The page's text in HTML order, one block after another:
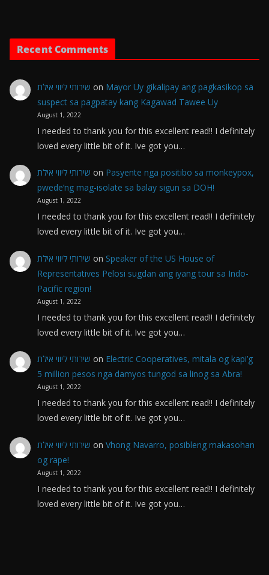
Recent Comments
שירותי ליווי אילת on Mayor Uy gikalipay ang pagkasikop sa
suspect sa pagpatay kang Kagawad Tawee Uy
August 1, 2022
I needed to thank you for this excellent read!! I definitely
loved every little bit of it. Ive got you…
שירותי ליווי אילת on Pasyente nga positibo sa monkeypox,
pwede’ng mag-isolate sa balay sigun sa DOH!
August 1, 2022
I needed to thank you for this excellent read!! I definitely
loved every little bit of it. Ive got you…
שירותי ליווי אילת on Speaker of the US House of
Representatives Pelosi sugdan ang iyang tour sa Indo-
Pacific region!
August 1, 2022
I needed to thank you for this excellent read!! I definitely
loved every little bit of it. Ive got you…
שירותי ליווי אילת on Electric Cooperatives, mitala og kapi’g
5 million pesos nga damyos tungod sa linog sa Abra!
August 1, 2022
I needed to thank you for this excellent read!! I definitely
loved every little bit of it. Ive got you…
שירותי ליווי אילת on Vhong Navarro, posibleng makasohan
og rape!
August 1, 2022
I needed to thank you for this excellent read!! I definitely
loved every little bit of it. Ive got you…